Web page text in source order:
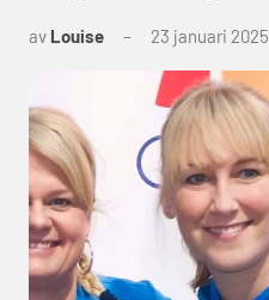
av Louise 23 januari 2025